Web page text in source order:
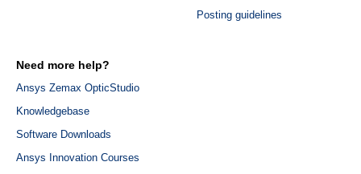
Posting guidelines
Need more help?
Ansys Zemax OpticStudio
Knowledgebase
Software Downloads
Ansys Innovation Courses